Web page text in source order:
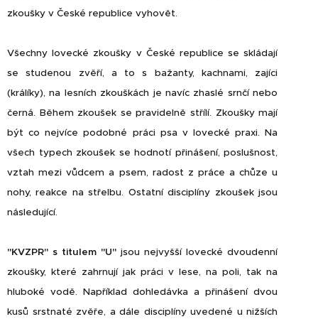
zkoušky v České republice vyhovět.
Všechny lovecké zkoušky v České republice se skládají
se studenou zvěří, a to s bažanty, kachnami, zajíci
(králíky), na lesních zkouškách je navíc zhaslé srnčí nebo
černá. Během zkoušek se pravidelně střílí. Zkoušky mají
být co nejvíce podobné práci psa v lovecké praxi. Na
všech typech zkoušek se hodnotí přinášení, poslušnost,
vztah mezi vůdcem a psem, radost z práce a chůze u
nohy, reakce na střelbu. Ostatní disciplíny zkoušek jsou
následující.
"KVZPR" s titulem "U" jsou nejvyšší lovecké dvoudenní
zkoušky, které zahrnují jak práci v lese, na poli, tak na
hluboké vodě. Například dohledávka a přinášení dvou
kusů srstnaté zvěře, a dále disciplíny uvedené u nižších